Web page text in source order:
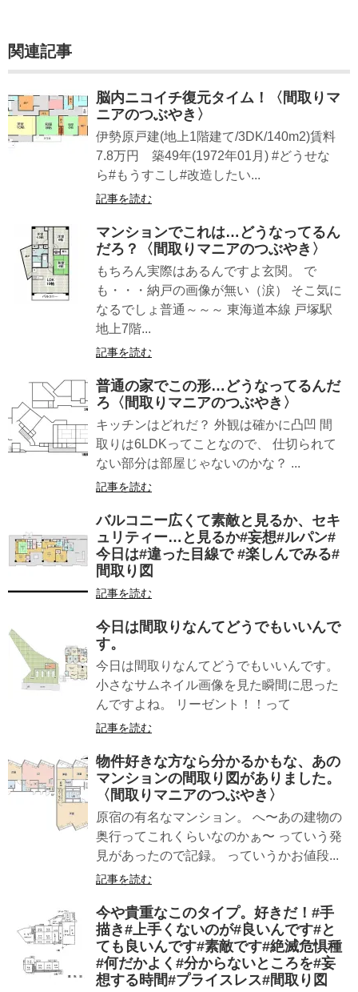
関連記事
脳内ニコイチ復元タイム！〈間取りマ
ニアのつぶやき〉
伊勢原戸建(地上1階建て/3DK/140m2)賃料
7.8万円 築49年(1972年01月) #どうせな
ら#もうすこし#改造したい...
記事を読む
マンションでこれは…どうなってるん
だろ？〈間取りマニアのつぶやき〉
もちろん実際はあるんですよ玄関。 で
も・・・納戸の画像が無い（涙） そこ気に
なるでしょ普通～～～ 東海道本線 戸塚駅
地上7階...
記事を読む
普通の家でこの形…どうなってるんだ
ろ〈間取りマニアのつぶやき〉
キッチンはどれだ？ 外観は確かに凸凹 間
取りは6LDKってことなので、 仕切られて
ない部分は部屋じゃないのかな？ ...
記事を読む
バルコニー広くて素敵と見るか、セキ
ュリティー…と見るか#妄想#ルパン#
今日は#違った目線で #楽しんでみる#
間取り図
記事を読む
今日は間取りなんてどうでもいいんで
す。
今日は間取りなんてどうでもいいんです。
小さなサムネイル画像を見た瞬間に思った
んですよね。 リーゼント！！って
記事を読む
物件好きな方なら分かるかもな、あの
マンションの間取り図がありました。
〈間取りマニアのつぶやき〉
原宿の有名なマンション。 へ〜あの建物の
奥行ってこれくらいなのかぁ〜 っていう発
見があったので記録。 っていうかお値段...
記事を読む
今や貴重なこのタイプ。好きだ！#手
描き#上手くないのが#良いんです#と
ても良いんです#素敵です#絶滅危惧種
#何だかよく#分からないところを#妄
想する時間#プライスレス#間取り図